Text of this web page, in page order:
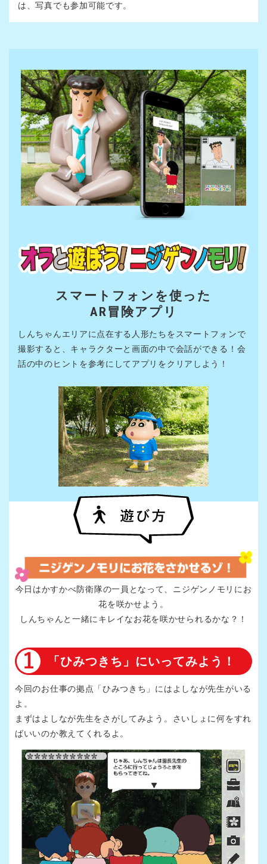
は、写真でも参加可能です。
スマートフォンを使った
AR冒険アプリ
しんちゃんエリアに点在する人形たちをスマートフォンで
撮影すると、キャラクターと画面の中で会話ができる！会
話の中のヒントを参考にしてアプリをクリアしよう！
今日はかすかべ防衛隊の一員となって、ニジゲンノモリにお
花を咲かせよう。
しんちゃんと一緒にキレイなお花を咲かせられるかな？！
「ひみつきち」にいってみよう！
今回のお仕事の拠点「ひみつきち」にはよしなが先生がいる
よ。
まずはよしなが先生をさがしてみよう。さいしょに何をすれ
ばいいのか教えてくれるよ。